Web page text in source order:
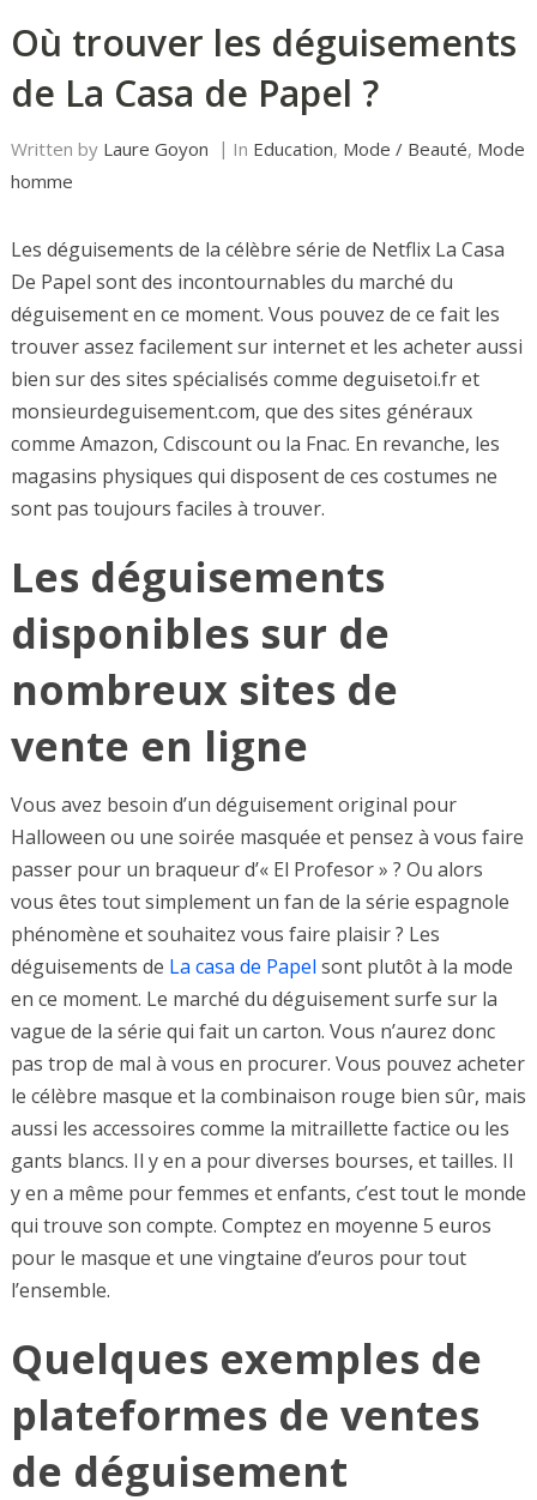
Où trouver les déguisements
de La Casa de Papel ?
Written by Laure Goyon In Education, Mode / Beauté, Mode
homme
Les déguisements de la célèbre série de Netflix La Casa
De Papel sont des incontournables du marché du
déguisement en ce moment. Vous pouvez de ce fait les
trouver assez facilement sur internet et les acheter aussi
bien sur des sites spécialisés comme deguisetoi.fr et
monsieurdeguisement.com, que des sites généraux
comme Amazon, Cdiscount ou la Fnac. En revanche, les
magasins physiques qui disposent de ces costumes ne
sont pas toujours faciles à trouver.
Les déguisements
disponibles sur de
nombreux sites de
vente en ligne
Vous avez besoin d’un déguisement original pour
Halloween ou une soirée masquée et pensez à vous faire
passer pour un braqueur d’« El Profesor » ? Ou alors
vous êtes tout simplement un fan de la série espagnole
phénomène et souhaitez vous faire plaisir ? Les
déguisements de La casa de Papel sont plutôt à la mode
en ce moment. Le marché du déguisement surfe sur la
vague de la série qui fait un carton. Vous n’aurez donc
pas trop de mal à vous en procurer. Vous pouvez acheter
le célèbre masque et la combinaison rouge bien sûr, mais
aussi les accessoires comme la mitraillette factice ou les
gants blancs. Il y en a pour diverses bourses, et tailles. Il
y en a même pour femmes et enfants, c’est tout le monde
qui trouve son compte. Comptez en moyenne 5 euros
pour le masque et une vingtaine d’euros pour tout
l’ensemble.
Quelques exemples de
plateformes de ventes
de déguisement